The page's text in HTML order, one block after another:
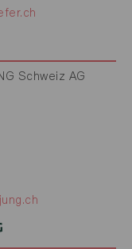
Schweiz AG